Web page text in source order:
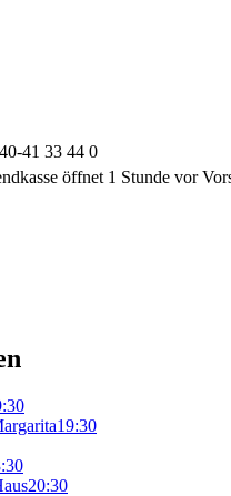
41 33 44 0
öffnet 1 Stunde vor
19:30
20:30